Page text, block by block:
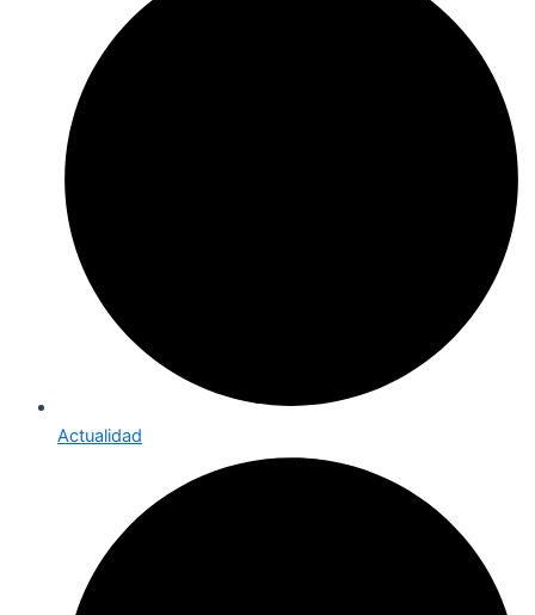
Actualidad